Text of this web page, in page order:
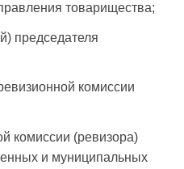
товарищества;
председателя
комиссии
комиссии (ревизора)
и муниципальных